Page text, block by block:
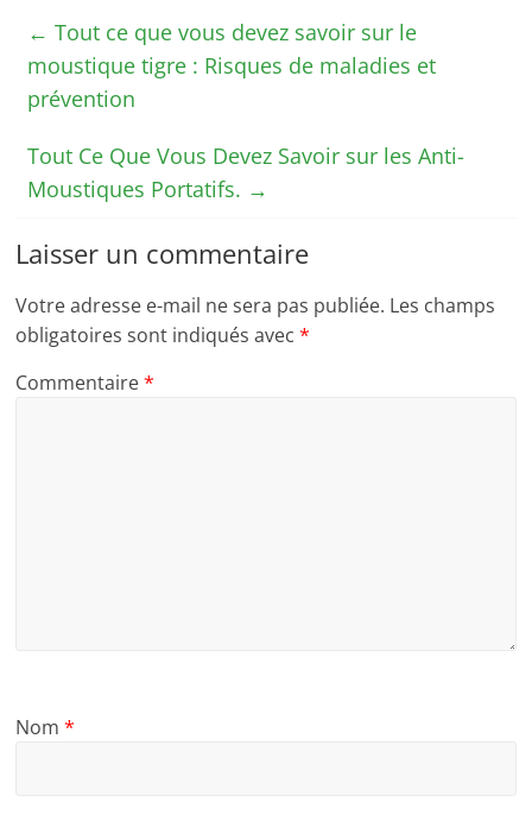
← Tout ce que vous devez savoir sur le
moustique tigre : Risques de maladies et
prévention
Tout Ce Que Vous Devez Savoir sur les Anti-
Moustiques Portatifs. →
Laisser un commentaire
Votre adresse e-mail ne sera pas publiée. Les champs
obligatoires sont indiqués avec*
Commentaire*
Nom*